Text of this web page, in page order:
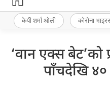
केपी शर्मा ओली कोरोना
‘वान एक्स बेट’को
पाँचदेखि